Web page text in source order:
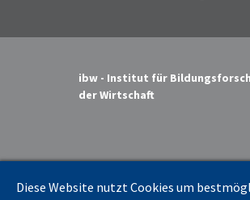
ibw - Institut für
der Wirtschaft
Diese Website nutzt Cookies um